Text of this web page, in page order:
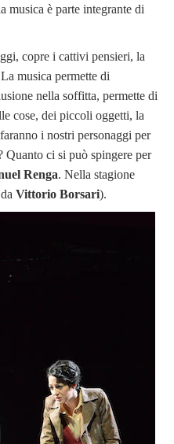
musica è parte integrante di
copre i cattivi pensieri, la
musica permette di
nella soffitta, permette di
cose, dei piccoli oggetti, la
i nostri personaggi per
Quanto ci si può spingere per
Renga. Nella stagione
Vittorio Borsari).